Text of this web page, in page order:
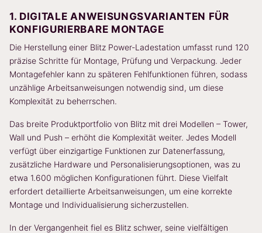
1. DIGITALE ANWEISUNGSVARIANTEN FÜR
KONFIGURIERBARE MONTAGE
Die Herstellung einer Blitz Power-Ladestation umfasst rund 120
präzise Schritte für Montage, Prüfung und Verpackung. Jeder
Montagefehler kann zu späteren Fehlfunktionen führen, sodass
unzählige Arbeitsanweisungen notwendig sind, um diese
Komplexität zu beherrschen.
Das breite Produktportfolio von Blitz mit drei Modellen – Tower,
Wall und Push – erhöht die Komplexität weiter. Jedes Modell
verfügt über einzigartige Funktionen zur Datenerfassung,
zusätzliche Hardware und Personalisierungsoptionen, was zu
etwa 1.600 möglichen Konfigurationen führt. Diese Vielfalt
erfordert detaillierte Arbeitsanweisungen, um eine korrekte
Montage und Individualisierung sicherzustellen.
In der Vergangenheit fiel es Blitz schwer, seine vielfältigen